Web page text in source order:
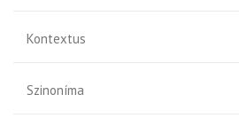
Kontextus
Szinoníma